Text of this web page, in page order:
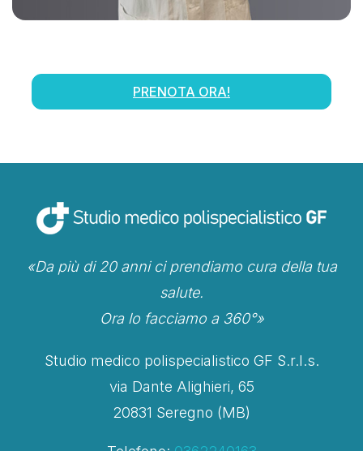
PRENOTA ORA!
«Da più di 20 anni ci prendiamo cura della tua
salute.
Ora lo facciamo a 360°»
Studio medico polispecialistico GF S.r.l.s.
via Dante Alighieri, 65
20831 Seregno (MB)